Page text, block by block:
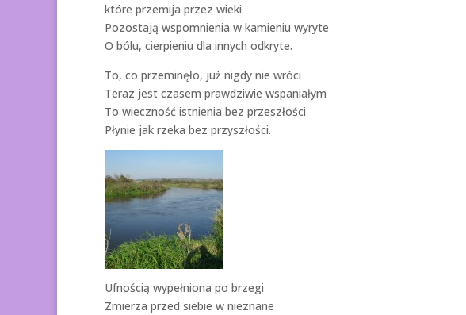
które przemija przez wieki
Pozostają wspomnienia w kamieniu wyryte
O bólu, cierpieniu dla innych odkryte.
To, co przeminęło, już nigdy nie wróci
Teraz jest czasem prawdziwie wspaniałym
To wieczność istnienia bez przeszłości
Płynie jak rzeka bez przyszłości.
Ufnością wypełniona po brzegi
Zmierza przed siebie w nieznane